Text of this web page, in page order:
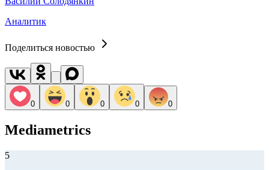
Аналитик
Поделиться новостью
0 0 0 0 0
Mediametrics
5